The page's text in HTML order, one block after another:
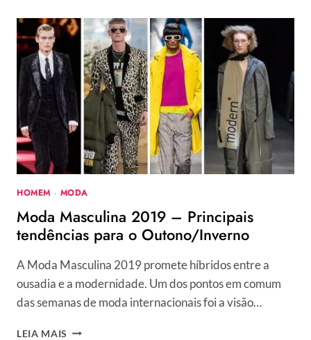
THRONES
–
INFLUÊNCIA
SÉRIE
NA
MODA
E
NA
CULTURA
HOMEM · MODA
Moda Masculina 2019 – Principais
tendências para o Outono/Inverno
A Moda Masculina 2019 promete híbridos entre a
ousadia e a modernidade. Um dos pontos em comum
das semanas de moda internacionais foi a visão…
LEIA MAIS MODA